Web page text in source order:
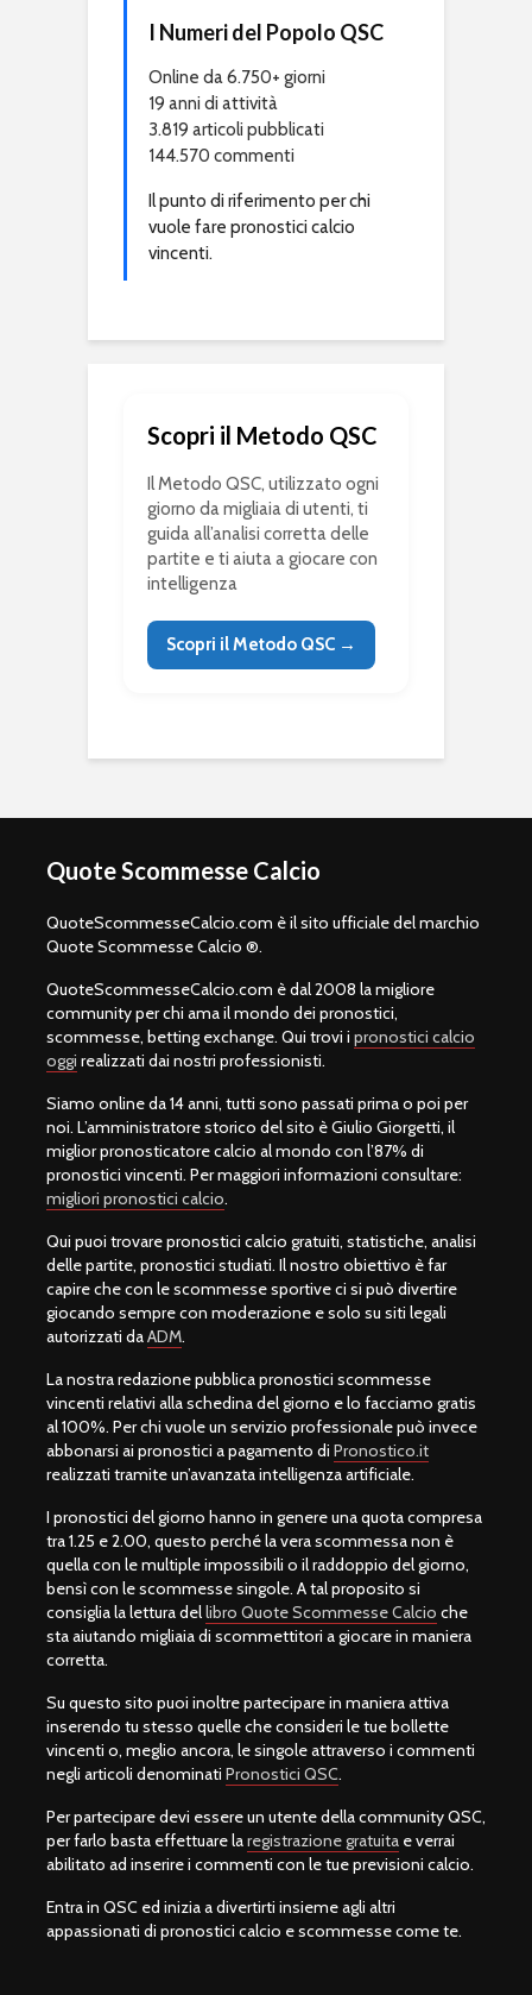
I Numeri del Popolo QSC
Online da 6.750+ giorni
19 anni di attività
3.819 articoli pubblicati
144.570 commenti
Il punto di riferimento per chi
vuole fare pronostici calcio
vincenti.
Scopri il Metodo QSC
Il Metodo QSC, utilizzato ogni
giorno da migliaia di utenti, ti
guida all’analisi corretta delle
partite e ti aiuta a giocare con
intelligenza
Scopri il Metodo QSC →
Quote Scommesse Calcio
QuoteScommesseCalcio.com è il sito ufficiale del marchio
Quote Scommesse Calcio ®.
QuoteScommesseCalcio.com è dal 2008 la migliore
community per chi ama il mondo dei pronostici,
scommesse, betting exchange. Qui trovi i pronostici calcio
oggi realizzati dai nostri professionisti.
Siamo online da 14 anni, tutti sono passati prima o poi per
noi. L’amministratore storico del sito è Giulio Giorgetti, il
miglior pronosticatore calcio al mondo con l’87% di
pronostici vincenti. Per maggiori informazioni consultare:
migliori pronostici calcio.
Qui puoi trovare pronostici calcio gratuiti, statistiche, analisi
delle partite, pronostici studiati. Il nostro obiettivo è far
capire che con le scommesse sportive ci si può divertire
giocando sempre con moderazione e solo su siti legali
autorizzati daADM.
La nostra redazione pubblica pronostici scommesse
vincenti relativi alla schedina del giorno e lo facciamo gratis
al 100%. Per chi vuole un servizio professionale può invece
abbonarsi ai pronostici a pagamento di Pronostico.it
realizzati tramite un’avanzata intelligenza artificiale.
I pronostici del giorno hanno in genere una quota compresa
tra 1.25 e 2.00, questo perché la vera scommessa non è
quella con le multiple impossibili o il raddoppio del giorno,
bensì con le scommesse singole. A tal proposito si
consiglia la lettura dellibro Quote Scommesse Calcio che
sta aiutando migliaia di scommettitori a giocare in maniera
corretta.
Su questo sito puoi inoltre partecipare in maniera attiva
inserendo tu stesso quelle che consideri le tue bollette
vincenti o, meglio ancora, le singole attraverso i commenti
negli articoli denominati Pronostici QSC.
Per partecipare devi essere un utente della community QSC,
per farlo basta effettuare laregistrazione gratuita e verrai
abilitato ad inserire i commenti con le tue previsioni calcio.
Entra in QSC ed inizia a divertirti insieme agli altri
appassionati di pronostici calcio e scommesse come te.